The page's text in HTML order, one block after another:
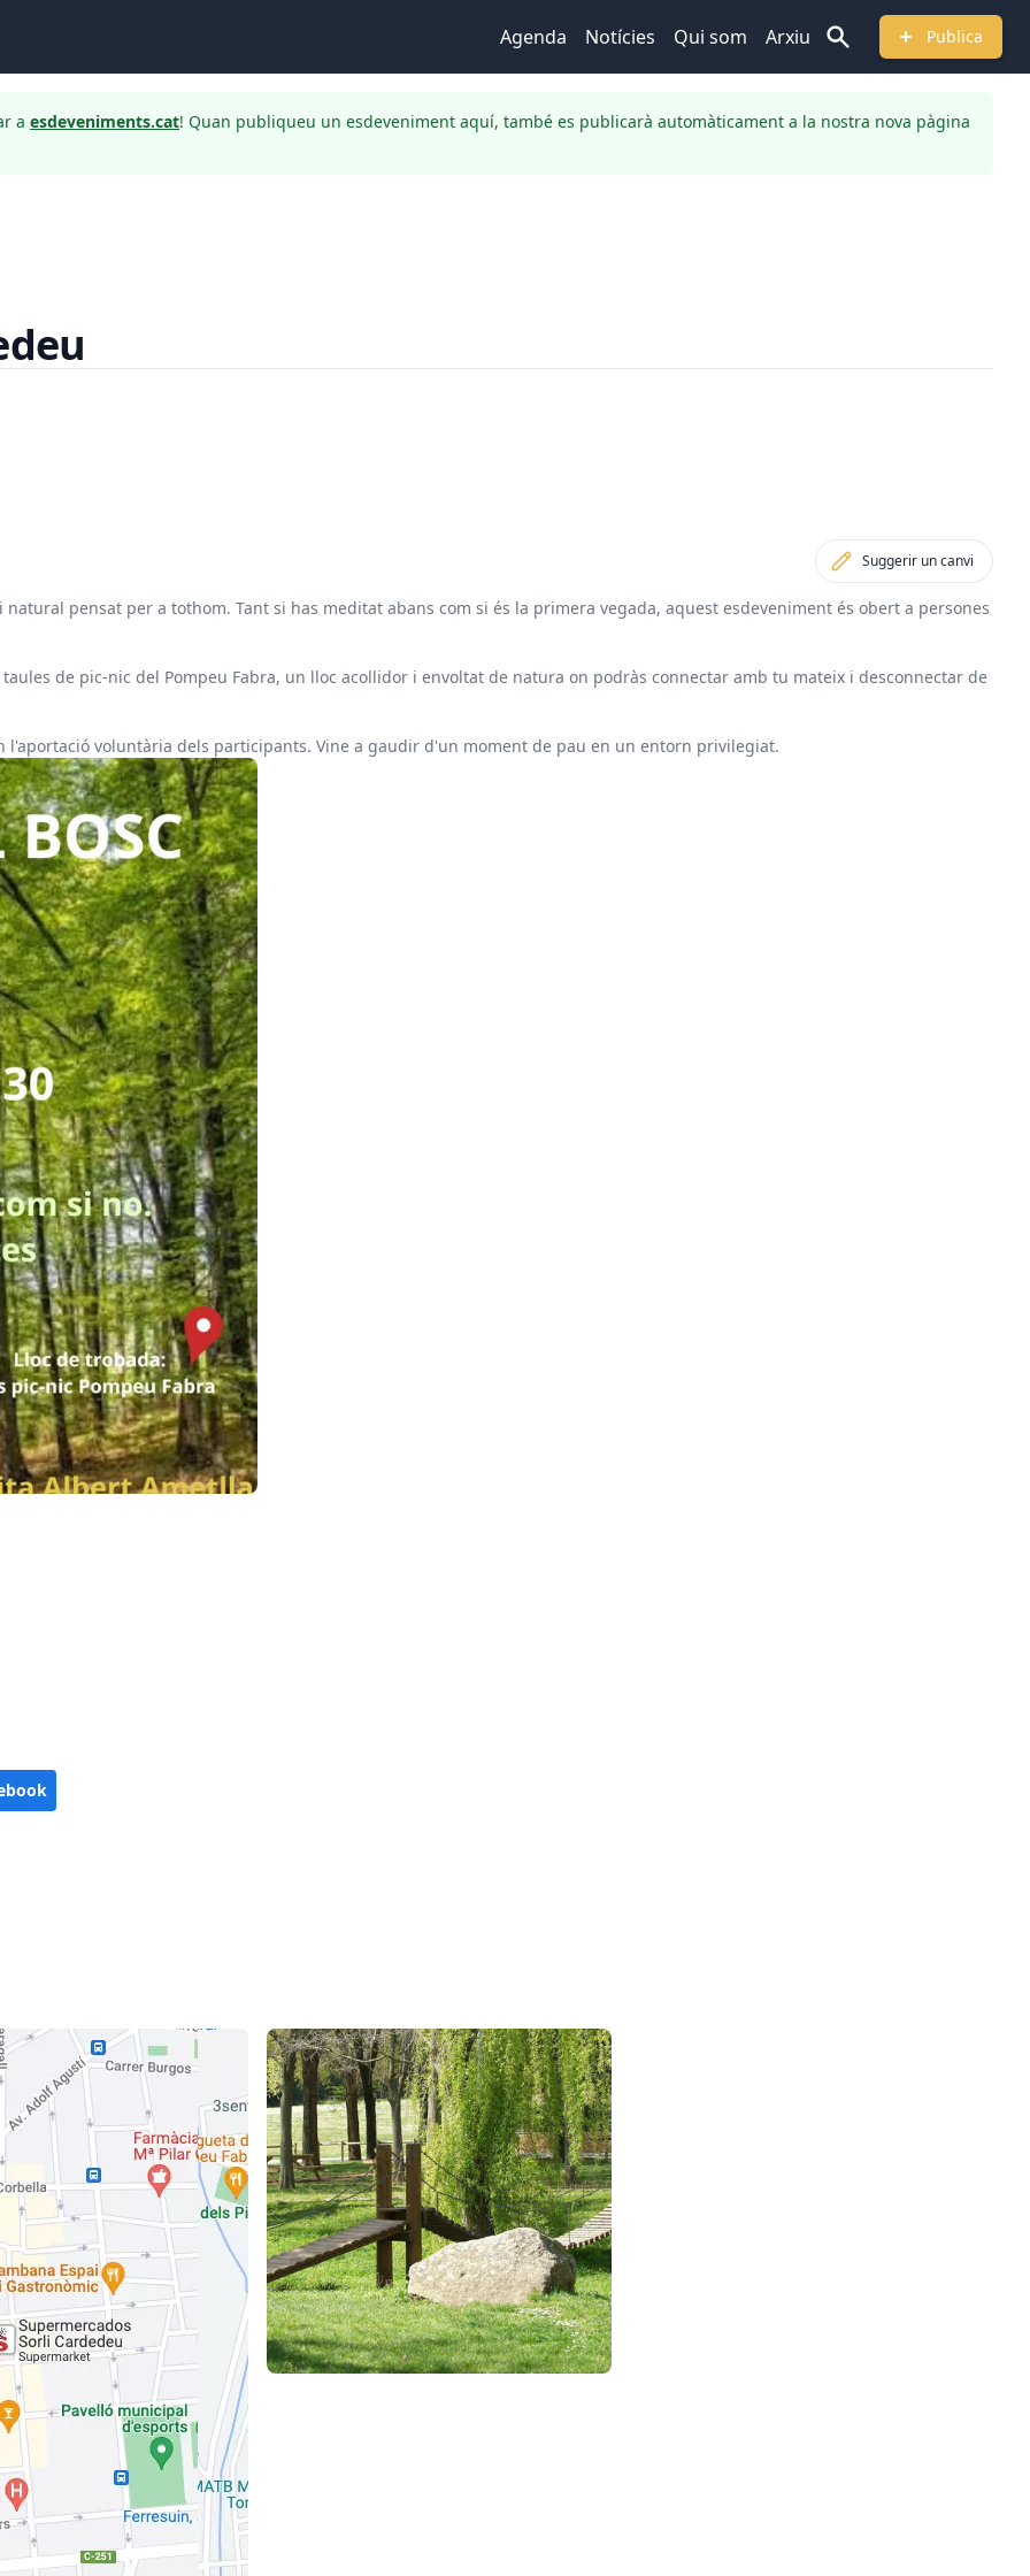
Agenda Notícies Qui som Arxiu Publica
a esdeveniments.cat! Quan publiqueu un esdeveniment aquí, també es publicarà automàticament a la nostra nova pàgina
Suggerir un canvi
pensat per a tothom. Tant si has meditat abans com si és la primera vegada, aquest esdeveniment és obert a persones
de pic-nic del Pompeu Fabra, un lloc acollidor i envoltat de natura on podràs connectar amb tu mateix i desconnectar de
voluntària dels participants. Vine a gaudir d'un moment de pau en un entorn privilegiat.